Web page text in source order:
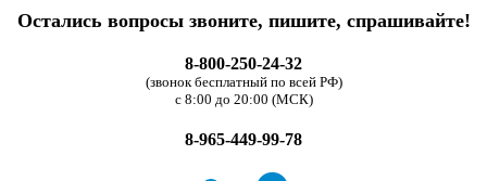
Остались вопросы звоните, пишите, спрашивайте!
8-800-250-24-32
(звонок бесплатный по всей РФ)
с 8:00 до 20:00 (МСК)
8-965-449-99-78